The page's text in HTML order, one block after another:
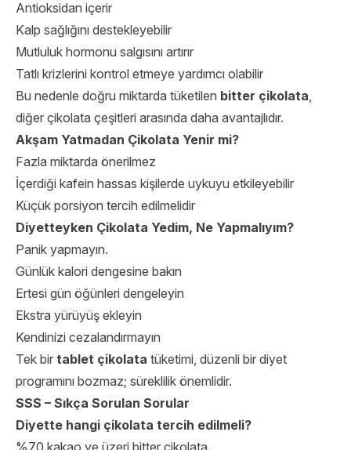
Antioksidan içerir
Kalp sağlığını destekleyebilir
Mutluluk hormonu salgısını artırır
Tatlı krizlerini kontrol etmeye yardımcı olabilir
Bu nedenle doğru miktarda tüketilen bitter çikolata,
diğer çikolata çeşitleri arasında daha avantajlıdır.
Akşam Yatmadan Çikolata Yenir mi?
Fazla miktarda önerilmez
İçerdiği kafein hassas kişilerde uykuyu etkileyebilir
Küçük porsiyon tercih edilmelidir
Diyetteyken Çikolata Yedim, Ne Yapmalıyım?
Panik yapmayın.
Günlük kalori dengesine bakın
Ertesi gün öğünleri dengeleyin
Ekstra yürüyüş ekleyin
Kendinizi cezalandırmayın
Tek bir tablet çikolata tüketimi, düzenli bir diyet
programını bozmaz; süreklilik önemlidir.
SSS – Sıkça Sorulan Sorular
Diyette hangi çikolata tercih edilmeli?
%70 kakao ve üzeri bitter çikolata.